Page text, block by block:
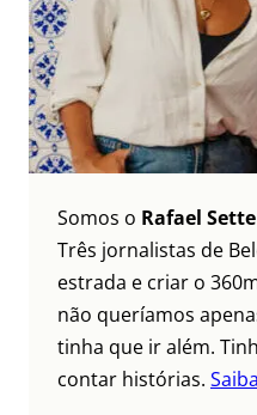
Somos o Rafael
Três jornalistas de
estrada e criar o
não queríamos
tinha que ir além.
contar histórias.